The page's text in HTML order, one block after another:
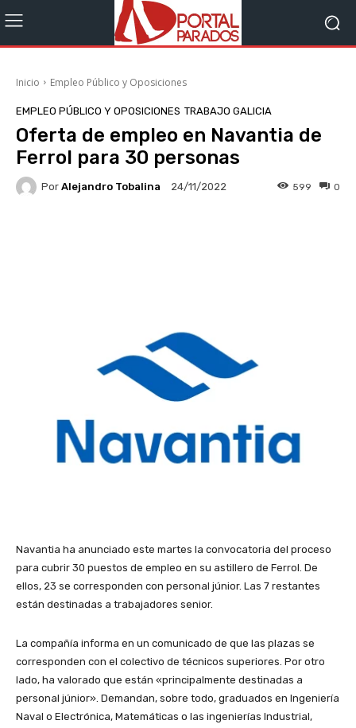
Inicio Empleo Público y Oposiciones
EMPLEO PÚBLICO Y OPOSICIONES TRABAJO GALICIA
Oferta de empleo en Navantia de
Ferrol para 30 personas
Por Alejandro Tobalina 24/11/2022 0
599
Navantia ha anunciado este martes la convocatoria del proceso
para cubrir 30 puestos de empleo en su astillero de Ferrol. De
ellos, 23 se corresponden con personal júnior. Las 7 restantes
están destinadas a trabajadores senior.
La compañía informa en un comunicado de que las plazas se
corresponden con el colectivo de técnicos superiores. Por otro
lado, ha valorado que están «principalmente destinadas a
personal júnior». Demandan, sobre todo, graduados en Ingeniería
Naval o Electrónica, Matemáticas o las ingenierías Industrial,